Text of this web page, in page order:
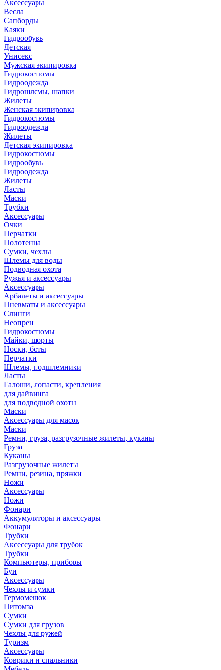
Аксессуары
Весла
Сапборды
Каяки
Гидрообувь
Детская
Унисекс
Мужская экипировка
Гидрокостюмы
Гидроодежда
Гидрошлемы, шапки
Жилеты
Женская экипировка
Гидрокостюмы
Гидроодежда
Жилеты
Детская экипировка
Гидрокостюмы
Гидрообувь
Гидроодежда
Жилеты
Ласты
Маски
Трубки
Аксессуары
Очки
Перчатки
Полотенца
Сумки, чехлы
Шлемы для воды
Подводная охота
Ружья и аксессуары
Аксессуары
Арбалеты и аксессуары
Пневматы и аксессуары
Слинги
Неопрен
Гидрокостюмы
Майки, шорты
Носки, боты
Перчатки
Шлемы, подшлемники
Ласты
Галоши, лопасти, крепления
для дайвинга
для подводной охоты
Маски
Аксессуары для масок
Маски
Ремни, груза, разгрузочные жилеты, куканы
Груза
Куканы
Разгрузочные жилеты
Ремни, резина, пряжки
Ножи
Аксессуары
Ножи
Фонари
Аккумуляторы и аксессуары
Фонари
Трубки
Аксессуары для трубок
Трубки
Компьютеры, приборы
Буи
Аксессуары
Чехлы и сумки
Гермомешок
Питомза
Сумки
Сумки для грузов
Чехлы для ружей
Туризм
Аксессуары
Коврики и спальники